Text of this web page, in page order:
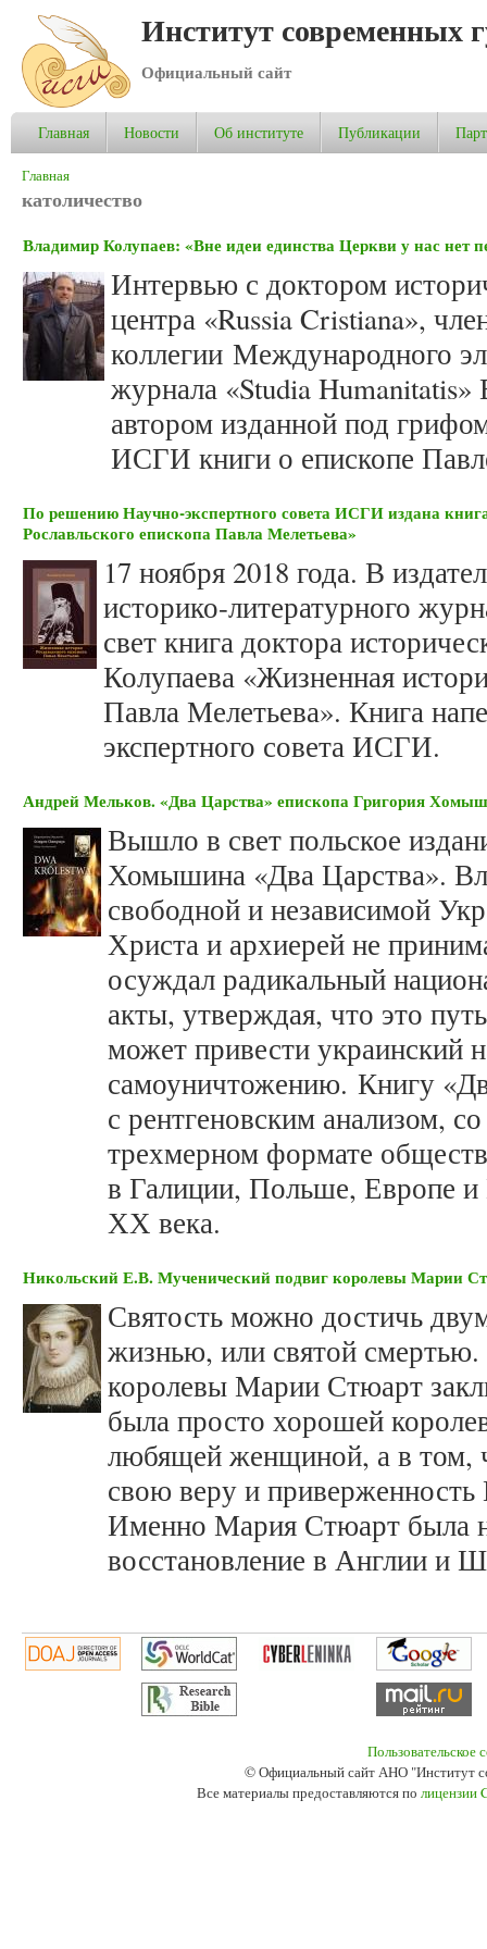
Институт современных
Официальный сайт
Главная Новости Об институте Публикации
Вы здесь
Главная
католичество
Владимир Колупаев: «Вне идеи единства Церкви у нас нет
Интервью с доктором
центра «Russia Cristiana»,
коллегии Международного
журнала «Studia
автором изданной под
ИСГИ книги о епископе
По решению Научно-экспертного совета ИСГИ издана
Рославльского епископа Павла Мелетьева»
17 ноября 2018 года. В
историко-литературного
свет книга доктора
Колупаева «Жизненная
Павла Мелетьева». Книга
экспертного совета ИСГИ.
Андрей Мельков. «Два Царства» епископа Григория
Вышло в свет польское
Хомышина «Два Царства».
свободной и независимой
Христа и архиерей не
осуждал радикальный
акты, утверждая, что это
может привести украинский
самоуничтожению. Книгу
с рентгеновским анализом,
трехмерном формате
в Галиции, Польше, Европе
ХХ века.
Никольский Е.В. Мученический подвиг королевы Марии
Святость можно достичь
жизнью, или святой
королевы Марии Стюарт
была просто хорошей
любящей женщиной, а в том,
свою веру и
Именно Мария Стюарт была
восстановление в Англии и
Пользовательское
© Официальный сайт АНО "Институт
Все материалы предоставляются по лицензии